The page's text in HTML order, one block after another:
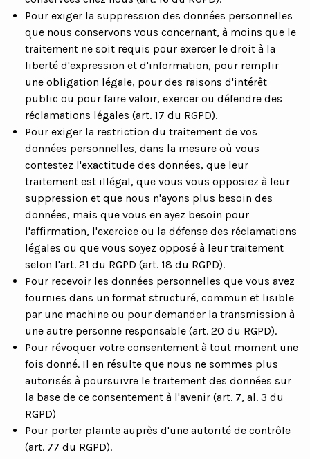
Pour exiger la suppression des données personnelles
que nous conservons vous concernant, à moins que le
traitement ne soit requis pour exercer le droit à la
liberté d'expression et d'information, pour remplir
une obligation légale, pour des raisons d'intérêt
public ou pour faire valoir, exercer ou défendre des
réclamations légales (art. 17 du RGPD).
Pour exiger la restriction du traitement de vos
données personnelles, dans la mesure où vous
contestez l'exactitude des données, que leur
traitement est illégal, que vous vous opposiez à leur
suppression et que nous n'ayons plus besoin des
données, mais que vous en ayez besoin pour
l'affirmation, l'exercice ou la défense des réclamations
légales ou que vous soyez opposé à leur traitement
selon l'art. 21 du RGPD (art. 18 du RGPD).
Pour recevoir les données personnelles que vous avez
fournies dans un format structuré, commun et lisible
par une machine ou pour demander la transmission à
une autre personne responsable (art. 20 du RGPD).
Pour révoquer votre consentement à tout moment une
fois donné. Il en résulte que nous ne sommes plus
autorisés à poursuivre le traitement des données sur
la base de ce consentement à l'avenir (art. 7, al. 3 du
RGPD)
Pour porter plainte auprès d'une autorité de contrôle
(art. 77 du RGPD).